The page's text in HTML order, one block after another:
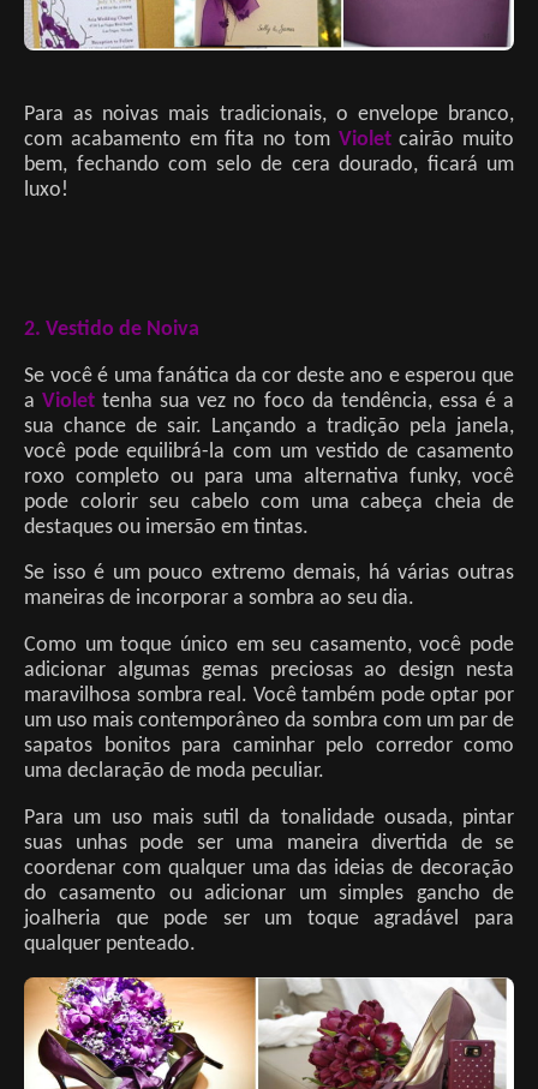
Para as noivas mais tradicionais, o envelope branco,
com acabamento em fita no tom Violetcairão muito
bem, fechando com selo de cera dourado, ficará um
luxo!
2. Vestido de Noiva
Se você é uma fanática da cor deste ano e esperou que
aViolet tenha sua vez no foco da tendência, essa é a
sua chance de sair. Lançando a tradição pela janela,
você pode equilibrá-la com um vestido de casamento
roxo completo ou para uma alternativa funky, você
pode colorir seu cabelo com uma cabeça cheia de
destaques ou imersão em tintas.
Se isso é um pouco extremo demais, há várias outras
maneiras de incorporar a sombra ao seu dia.
Como um toque único em seu casamento, você pode
adicionar algumas gemas preciosas ao design nesta
maravilhosa sombra real. Você também pode optar por
um uso mais contemporâneo da sombra com um par de
sapatos bonitos para caminhar pelo corredor como
uma declaração de moda peculiar.
Para um uso mais sutil da tonalidade ousada, pintar
suas unhas pode ser uma maneira divertida de se
coordenar com qualquer uma das ideias de decoração
do casamento ou adicionar um simples gancho de
joalheria que pode ser um toque agradável para
qualquer penteado.